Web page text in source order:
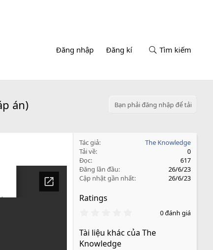
Đăng nhập Đăng kí Tìm kiếm
án)
Bạn phải đăng nhập để tải
Tác giả
The Knowledge
Tải về
0
Đọc
617
Đăng lần đầu
26/6/23
Cập nhật gần nhất
26/6/23
Ratings
0
0
0 đánh giá
Tài liệu khác của The
Knowledge